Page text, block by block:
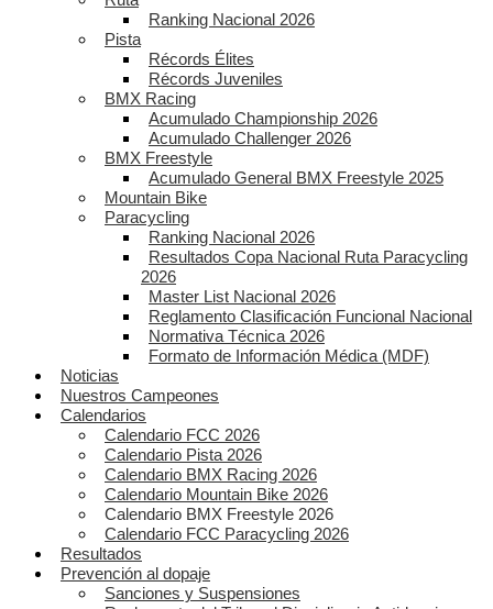
Ranking Nacional 2026
Pista
Récords Élites
Récords Juveniles
BMX Racing
Acumulado Championship 2026
Acumulado Challenger 2026
BMX Freestyle
Acumulado General BMX Freestyle 2025
Mountain Bike
Paracycling
Ranking Nacional 2026
Resultados Copa Nacional Ruta Paracycling
2026
Master List Nacional 2026
Reglamento Clasificación Funcional Nacional
Normativa Técnica 2026
Formato de Información Médica (MDF)
Noticias
Nuestros Campeones
Calendarios
Calendario FCC 2026
Calendario Pista 2026
Calendario BMX Racing 2026
Calendario Mountain Bike 2026
Calendario BMX Freestyle 2026
Calendario FCC Paracycling 2026
Resultados
Prevención al dopaje
Sanciones y Suspensiones